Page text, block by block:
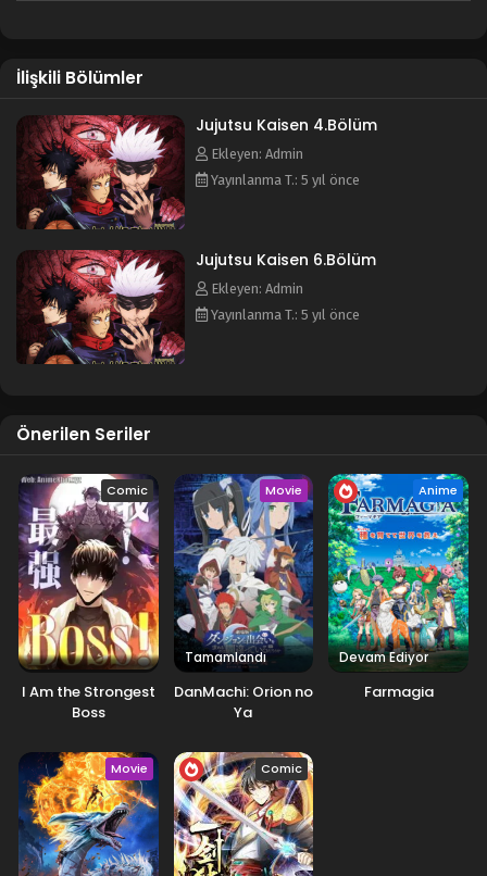
sahiptir. Bir gün, lanetlerce saldırıya uğrayan bir
yer ve laneti kendi ruhuna alır. Artık İki Yüzlü Hayalet ile
aynı bedeni paylaşmaktadır. Büyücülerin en güçlüsü
olan Gojo Satoru’nun yönlendirmesiyle, lanetlerle
savaşan bir organizasyon olan Tokyo Büyükşehir Teknik
Büyücülük Lisesi’ne kabul edilir. Böylece, bir laneti def
asla geri dönemeyeceği hayatı başlar.
İlişkili Bölümler
Jujutsu Kaisen 4.Bölüm
Ekleyen: Admin
Yayınlanma T.: 5 yıl önce
Jujutsu Kaisen 6.Bölüm
Ekleyen: Admin
Yayınlanma T.: 5 yıl önce
Önerilen Seriler
Comic
I Am the Strongest
Boss
Movie
Tamamlandı
DanMachi: Orion no
Ya
Anime
Devam Ediyor
Farmagia
Movie Comic